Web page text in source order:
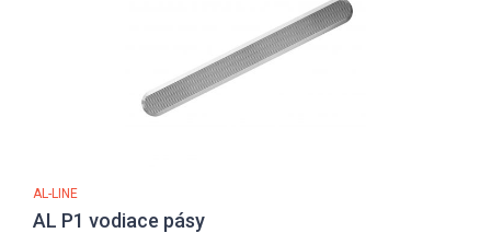
AL-LINE
AL P1 vodiace pásy